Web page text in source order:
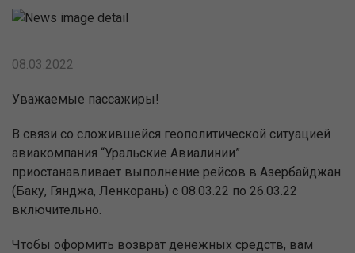
08.03.2022
Уважаемые пассажиры!
В связи со сложившейся геополитической ситуацией
авиакомпания “Уральские Авиалинии”
приостанавливает выполнение рейсов в Азербайджан
(Баку, Гянджа, Ленкорань) с 08.03.22 по 26.03.22
включительно.
Чтобы оформить возврат денежных средств, вам